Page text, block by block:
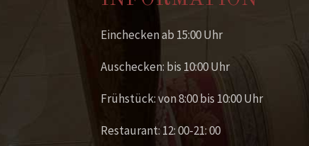
Einchecken ab 15:00 Uhr
Auschecken: bis 10:00 Uhr
Frühstück: von 8:00 bis 10:00 Uhr
Restaurant: 12: 00-21: 00